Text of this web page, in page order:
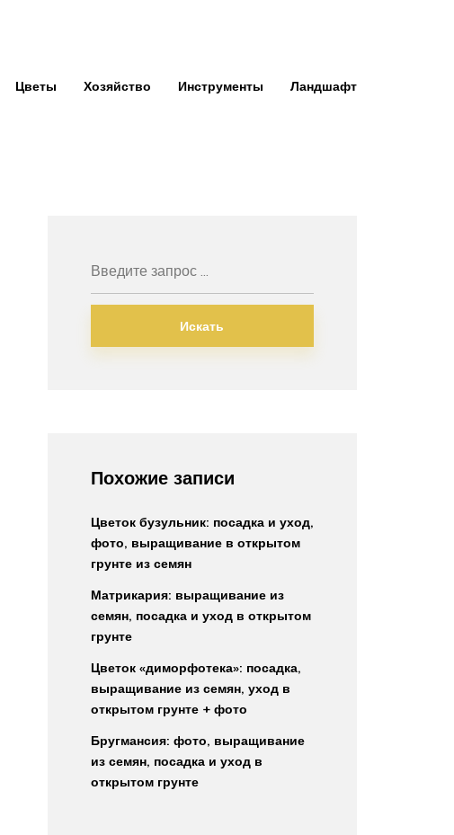
Цветы Хозяйство Инструменты Ландшафт
Искать
Похожие записи
Цветок бузульник: посадка и уход,
фото, выращивание в открытом
грунте из семян
Матрикария: выращивание из
семян, посадка и уход в открытом
грунте
Цветок «диморфотека»: посадка,
выращивание из семян, уход в
открытом грунте + фото
Бругмансия: фото, выращивание
из семян, посадка и уход в
открытом грунте